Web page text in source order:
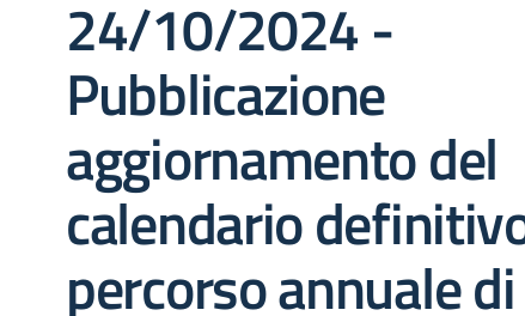
24/10/2024 -
Pubblicazione
aggiornamento del
calendario
percorso annuale di